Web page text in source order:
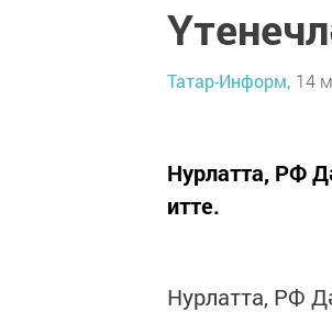
Татар-Информ, 14
Нурлатта, РФ
итте.
Нурлатта, РФ